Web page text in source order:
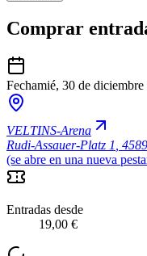
Comprar
Fechamié, 30 de diciembre
VELTINS-Arena
Rudi-Assauer-Platz 1
(se abre en una nueva
Entradas desde
19,00 €